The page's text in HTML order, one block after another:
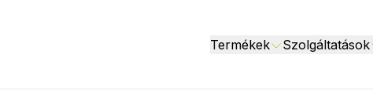
Termékek Szolgáltatások